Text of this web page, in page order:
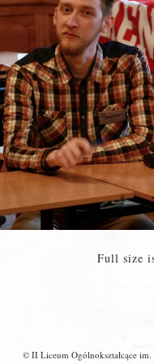
Full size
© II Liceum Ogólnokształcące